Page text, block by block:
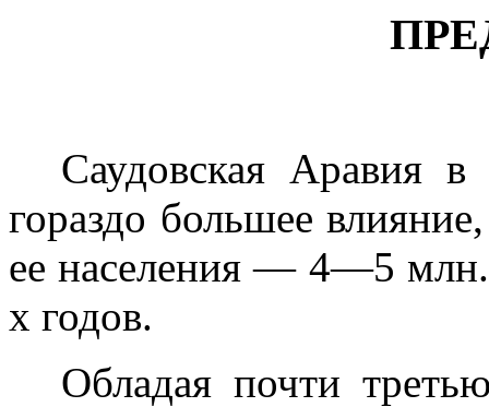
Саудовская Аравия
гораздо большее
ее населения — 4—5
х годов.
Обладая почти